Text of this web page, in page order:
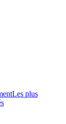
Les plus